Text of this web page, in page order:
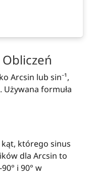
Arcsin lub sin⁻¹,
formuła
kąt, którego sinus
dla Arcsin to
i 90° w